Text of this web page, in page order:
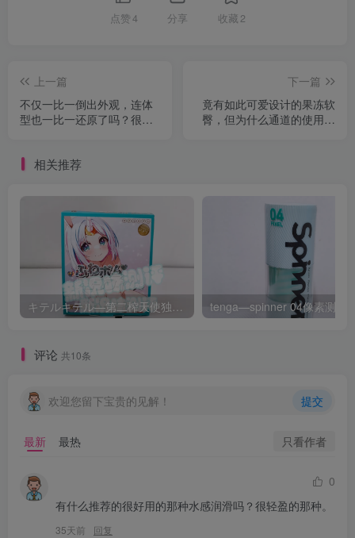
点赞 4 分享 收藏 2
上一篇
不仅一比一倒出外观，连体
型也一比一还原了吗？很久
评。
下一篇
竟有如此可爱设计的果冻软
臀，但为什么通道的使用寿
相关推荐
评论 共10条
欢迎您留下宝贵的见解！ 提交
最新 最热 只看作者
0
有什么推荐的很好用的那种水感润滑吗？很轻盈的那种。
35天前 回复